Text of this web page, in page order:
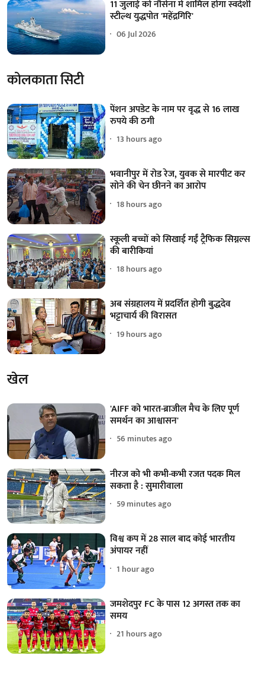
11 जुलाई को नौसेना में शामिल होगा स्वदेशी
स्टील्थ युद्धपोत 'महेंद्रगिरि'
06 Jul 2026
कोलकाता सिटी
पेंशन अपडेट के नाम पर वृद्ध से 16 लाख
रुपये की ठगी
13 hours ago
भवानीपुर में रोड रेज, युवक से मारपीट कर
सोने की चेन छीनने का आरोप
18 hours ago
स्कूली बच्चों को सिखाई गईं ट्रैफिक सिग्नल्स
की बारीकियां
18 hours ago
अब संग्रहालय में प्रदर्शित होगी बुद्धदेव
भट्टाचार्य की विरासत
19 hours ago
खेल
'AIFF को भारत-ब्राजील मैच के लिए पूर्ण
समर्थन का आश्वासन'
56 minutes ago
नीरज को भी कभी-कभी रजत पदक मिल
सकता है : सुमारीवाला
59 minutes ago
विश्व कप में 28 साल बाद कोई भारतीय
अंपायर नहीं
1 hour ago
जमशेदपुर FC के पास 12 अगस्त तक का
समय
21 hours ago